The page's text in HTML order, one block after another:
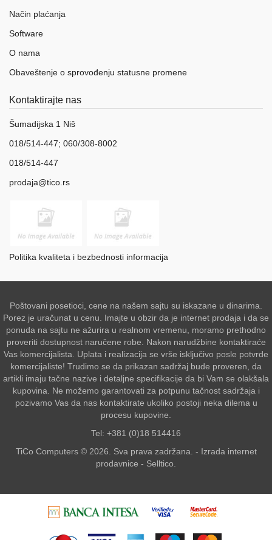
Način plaćanja
Software
O nama
Obaveštenje o sprovođenju statusne promene
Kontaktirajte nas
Šumadijska 1 Niš
018/514-447; 060/308-8002
018/514-447
prodaja@tico.rs
Politika kvaliteta i bezbednosti informacija
Poštovani posetioci, cene na našem sajtu su iskazane u dinarima.
Porez je uračunat u cenu. Imajte u obzir da je internet prodaja i da se
ponuda na sajtu ne ažurira u realnom vremenu, moramo prethodno
proveriti dostupnost naručene robe. Nakon narudžbine kontaktiraće
Vas komercijalista. Uplata i realizacija se vrše isključivo posle potvrde
komercijaliste! Trudimo se da prikazan sadržaj bude proveren, da
artikli imaju tačne nazive i detaljne specifikacije da bi Vam se olakšala
kupovina. Ne možemo garantovati za potpunu tačnost sadržaja i
pozivamo Vas da nas kontaktirate ukoliko postoji neka dilema u
procesu kupovine.
Tel: +381 (0)18 514416
TiCo Computers © 2026. Sva prava zadržana. - Izrada internet
prodavnice - Selltico.